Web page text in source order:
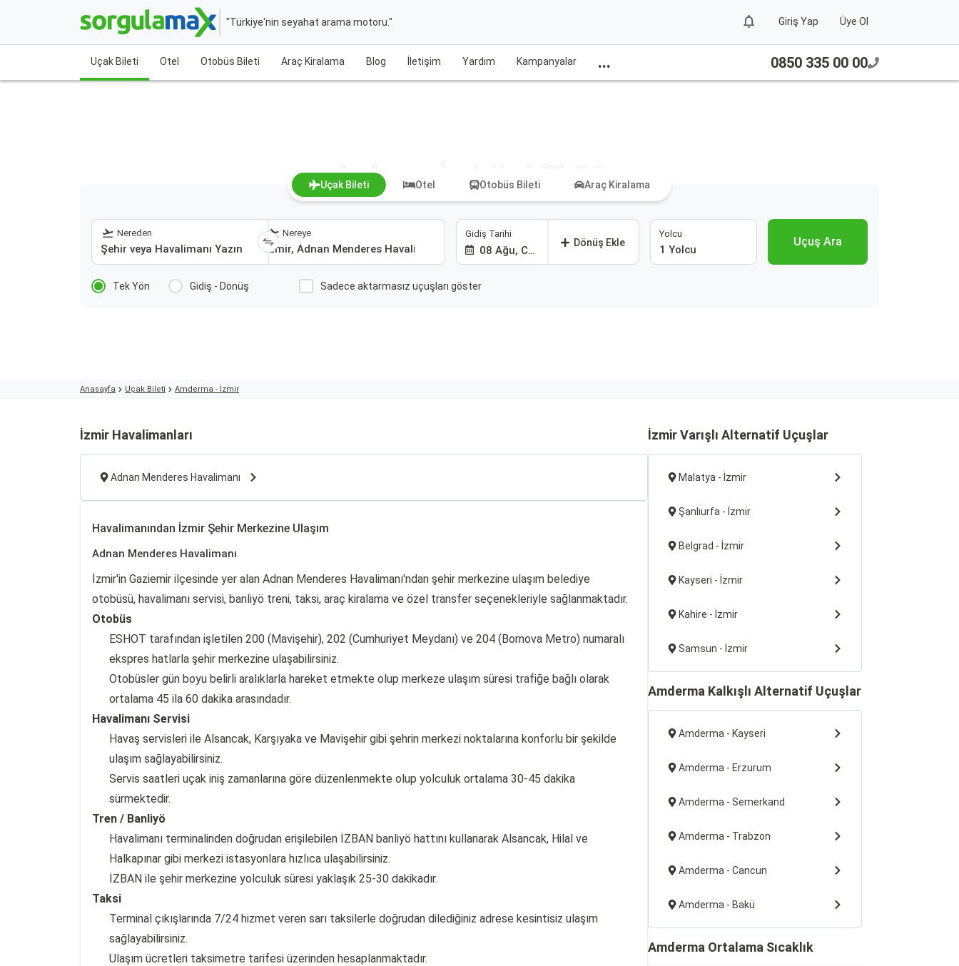
"Türkiye'nin seyahat arama motoru." Giriş Yap Üye Ol
Uçak Bileti Otel Otobüs Bileti Araç Kiralama Blog İletişim Yardım Kampanyalar ... 0850 335 00 00
Amderma - İzmir Uçak Bileti Ara
Uçak Bileti Otel Otobüs Bileti Araç Kiralama
Nereden Nereye Gidiş Tarihi
08 Ağu, Cmt
Dönüş Ekle
Yolcu
1 Yolcu
Uçuş Ara
Tek Yön Gidiş - Dönüş Sadece aktarmasız uçuşları göster
Anasayfa Uçak Bileti Amderma - İzmir
İzmir Havalimanları
Adnan Menderes Havalimanı
Havalimanından İzmir Şehir Merkezine Ulaşım
Adnan Menderes Havalimanı
İzmir'in Gaziemir ilçesinde yer alan Adnan Menderes Havalimanı'ndan şehir merkezine ulaşım belediye
otobüsü, havalimanı servisi, banliyö treni, taksi, araç kiralama ve özel transfer seçenekleriyle sağlanmaktadır.
Otobüs
ESHOT tarafından işletilen 200 (Mavişehir), 202 (Cumhuriyet Meydanı) ve 204 (Bornova Metro) numaralı
ekspres hatlarla şehir merkezine ulaşabilirsiniz.
Otobüsler gün boyu belirli aralıklarla hareket etmekte olup merkeze ulaşım süresi trafiğe bağlı olarak
ortalama 45 ila 60 dakika arasındadır.
Havalimanı Servisi
Havaş servisleri ile Alsancak, Karşıyaka ve Mavişehir gibi şehrin merkezi noktalarına konforlu bir şekilde
ulaşım sağlayabilirsiniz.
Servis saatleri uçak iniş zamanlarına göre düzenlenmekte olup yolculuk ortalama 30-45 dakika
sürmektedir.
Tren / Banliyö
Havalimanı terminalinden doğrudan erişilebilen İZBAN banliyö hattını kullanarak Alsancak, Hilal ve
Halkapınar gibi merkezi istasyonlara hızlıca ulaşabilirsiniz.
İZBAN ile şehir merkezine yolculuk süresi yaklaşık 25-30 dakikadır.
Taksi
Terminal çıkışlarında 7/24 hizmet veren sarı taksilerle doğrudan dilediğiniz adrese kesintisiz ulaşım
sağlayabilirsiniz.
Ulaşım ücretleri taksimetre tarifesi üzerinden hesaplanmaktadır.
İzmir Varışlı Alternatif Uçuşlar
Malatya - İzmir
Şanlıurfa - İzmir
Belgrad - İzmir
Kayseri - İzmir
Kahire - İzmir
Samsun - İzmir
Amderma Kalkışlı Alternatif Uçuşlar
Amderma - Kayseri
Amderma - Erzurum
Amderma - Semerkand
Amderma - Trabzon
Amderma - Cancun
Amderma - Bakü
Amderma Ortalama Sıcaklık